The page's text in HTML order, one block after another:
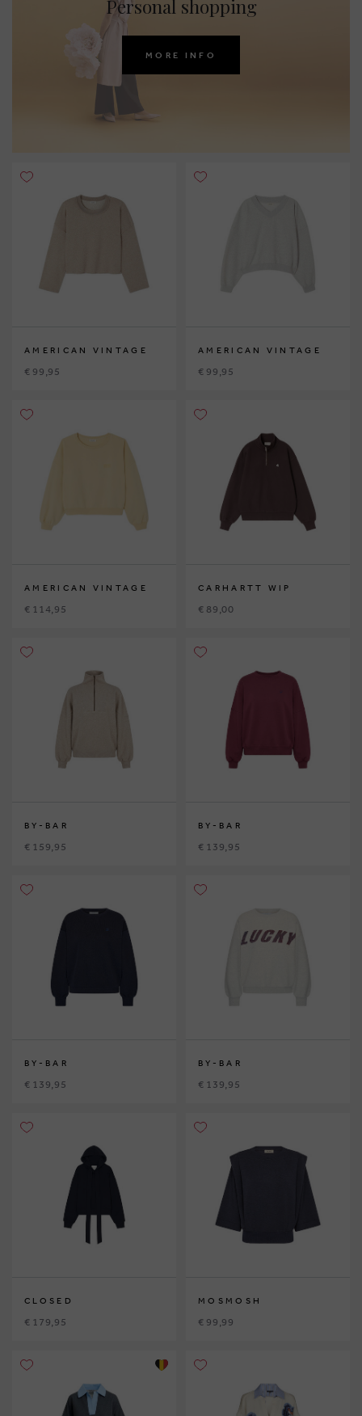
Personal shopping
MORE INFO
AMERICAN VINTAGE
€ 99,95
AMERICAN VINTAGE
€ 99,95
AMERICAN VINTAGE
€ 114,95
CARHARTT WIP
€ 89,00
BY-BAR
€ 159,95
BY-BAR
€ 139,95
BY-BAR
€ 139,95
BY-BAR
€ 139,95
CLOSED
€ 179,95
MOSMOSH
€ 99,99